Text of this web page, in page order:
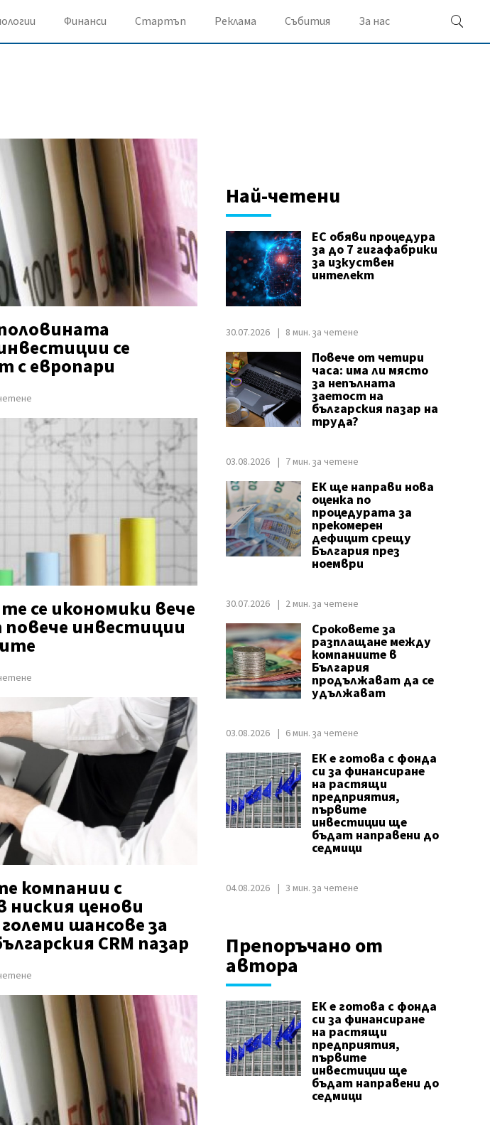
Финанси Стартъп Реклама Събития За нас
се
с европари
се икономики вече
инвестиции
компании с
ниския ценови
шансове за
CRM пазар
Най-четени
ЕС обяви процедура
за до 7 гигафабрики
за изкуствен
интелект
30.07.2026 8 мин. за четене
Повече от четири
часа: има ли място
за непълната
заетост на
българския пазар на
труда?
03.08.2026 7 мин. за четене
ЕК ще направи нова
оценка по
процедурата за
прекомерен
дефицит срещу
България през
ноември
30.07.2026 2 мин. за четене
Сроковете за
разплащане между
компаниите в
България
продължават да се
удължават
03.08.2026 6 мин. за четене
ЕК е готова с фонда
си за финансиране
на растящи
предприятия,
първите
инвестиции ще
бъдат направени до
седмици
04.08.2026 3 мин. за четене
Препоръчано от
автора
ЕК е готова с фонда
си за финансиране
на растящи
предприятия,
първите
инвестиции ще
бъдат направени до
седмици